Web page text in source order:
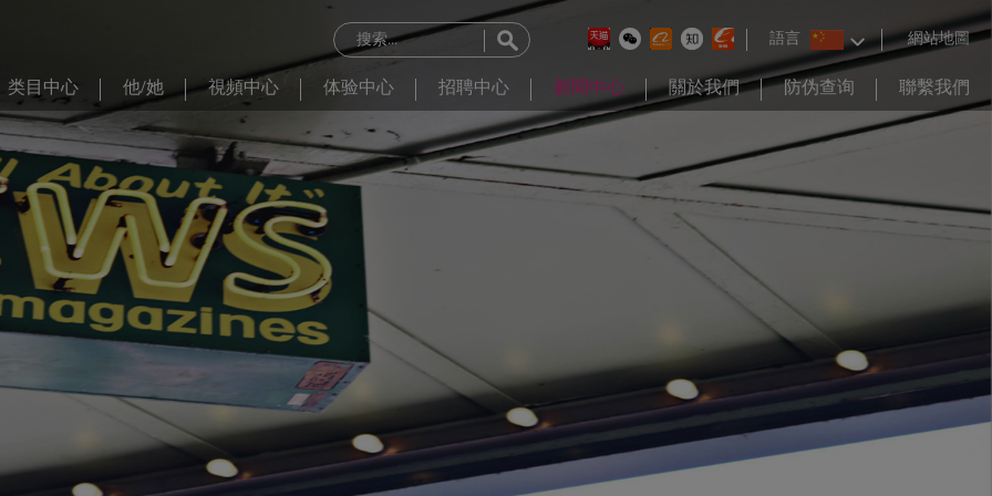
網站地圖
語言
类目中心 他/她 視頻中心 体验中心 招聘中心 新聞中心 關於我們 防伪查询 聯繫我們